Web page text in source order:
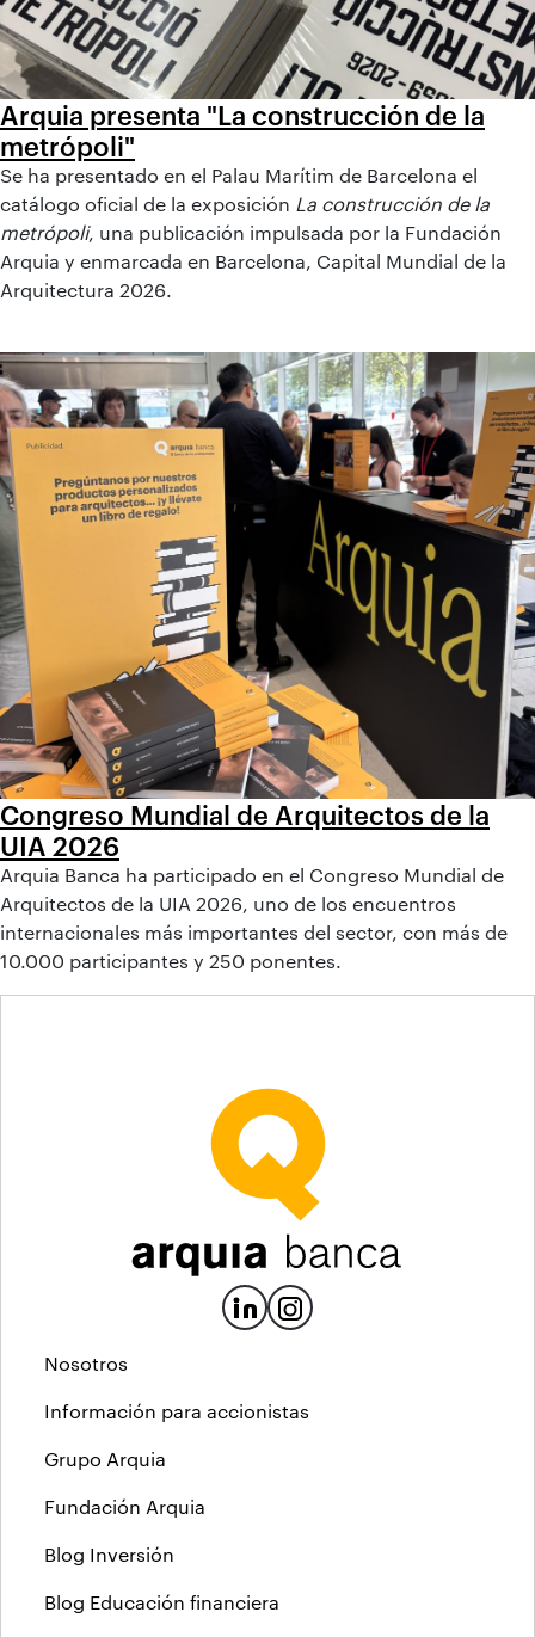
Arquia presenta "La construcción de la
metrópoli"
Se ha presentado en el Palau Marítim de Barcelona el
catálogo oficial de la exposición La construcción de la
metrópoli, una publicación impulsada por la Fundación
Arquia y enmarcada en Barcelona, Capital Mundial de la
Arquitectura 2026.
Congreso Mundial de Arquitectos de la
UIA 2026
Arquia Banca ha participado en el Congreso Mundial de
Arquitectos de la UIA 2026, uno de los encuentros
internacionales más importantes del sector, con más de
10.000 participantes y 250 ponentes.
Nosotros
Información para accionistas
Grupo Arquia
Fundación Arquia
Blog Inversión
Blog Educación financiera